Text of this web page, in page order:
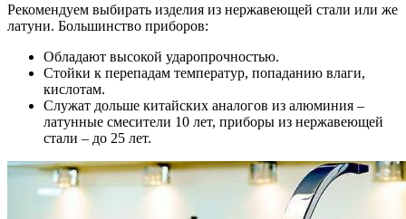
Рекомендуем выбирать изделия из нержавеющей стали или же
латуни. Большинство приборов:
Обладают высокой ударопрочностью.
Стойки к перепадам температур, попаданию влаги,
кислотам.
Служат дольше китайских аналогов из алюминия –
латунные смесители 10 лет, приборы из нержавеющей
стали – до 25 лет.